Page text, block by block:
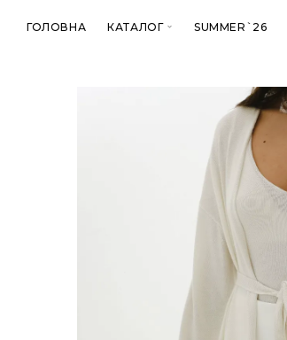
ГОЛОВНА КАТАЛОГ SUMMER`26